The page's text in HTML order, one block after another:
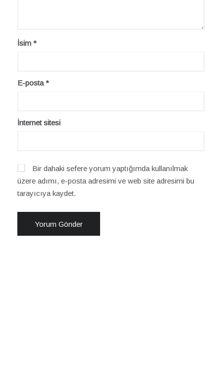
İsim *
E-posta*
İnternet sitesi
Bir dahaki sefere yorum yaptığımda kullanılmak
üzere adımı, e-posta adresimi ve web site adresimi bu
tarayıcıya kaydet.